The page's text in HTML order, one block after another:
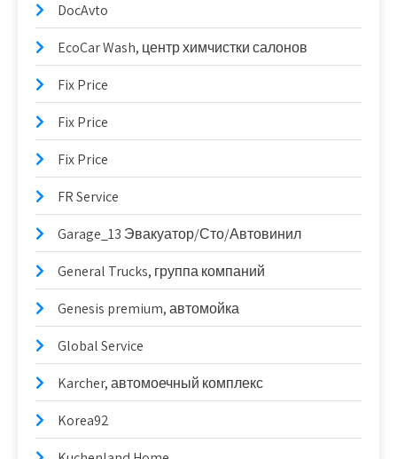
DocAvto
EcoCar Wash, центр химчистки салонов
Fix Price
Fix Price
Fix Price
FR Service
Garage_13 Эвакуатор/Сто/Автовинил
General Trucks, группа компаний
Genesis premium, автомойка
Global Service
Karcher, автомоечный комплекс
Korea92